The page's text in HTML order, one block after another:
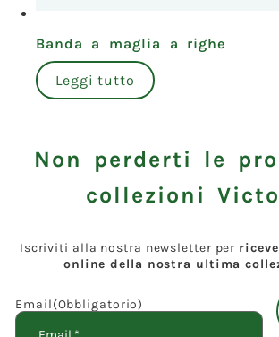
Banda a maglia a righe
Leggi tutto
Non perderti le
collezioni
Iscriviti alla nostra newsletter per
online della nostra ultima
Email(Obbligatorio)